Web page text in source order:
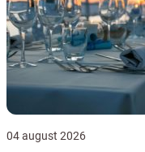
04 august 2026